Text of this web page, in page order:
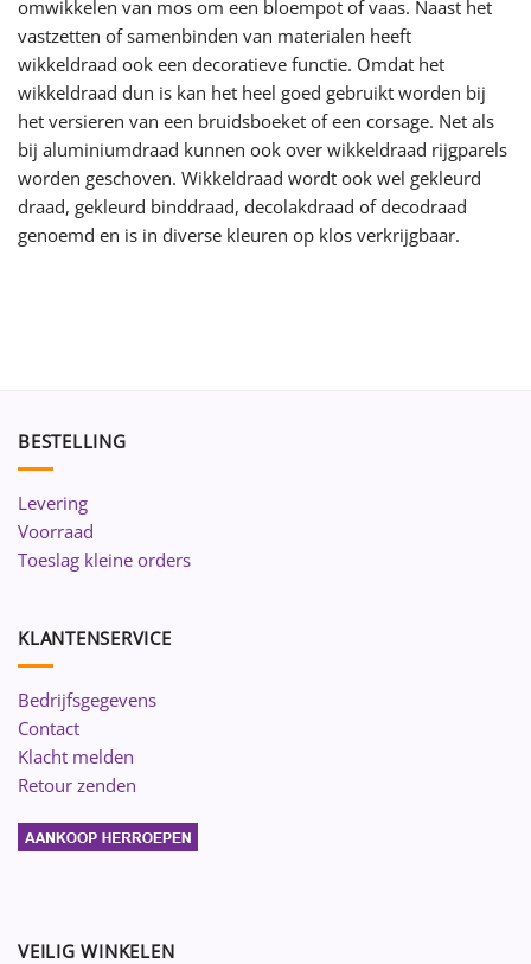
omwikkelen van mos om een bloempot of vaas. Naast het
vastzetten of samenbinden van materialen heeft
wikkeldraad ook een decoratieve functie. Omdat het
wikkeldraad dun is kan het heel goed gebruikt worden bij
het versieren van een bruidsboeket of een corsage. Net als
bij aluminiumdraad kunnen ook over wikkeldraad rijgparels
worden geschoven. Wikkeldraad wordt ook wel gekleurd
draad, gekleurd binddraad, decolakdraad of decodraad
genoemd en is in diverse kleuren op klos verkrijgbaar.
BESTELLING
Levering
Voorraad
Toeslag kleine orders
KLANTENSERVICE
Bedrijfsgegevens
Contact
Klacht melden
Retour zenden
VEILIG WINKELEN